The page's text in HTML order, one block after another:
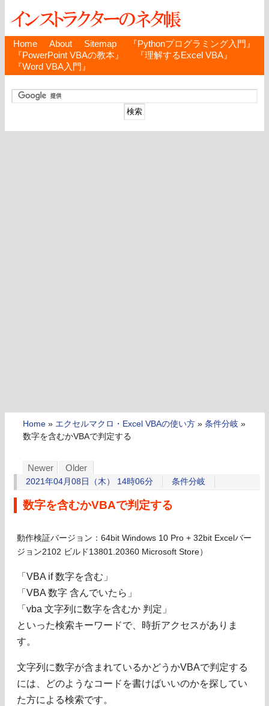
Home About Sitemap
『Pythonプログラミング入門』
『PowerPoint VBAの教本』
『理解するExcel VBA』
『Word VBA入門』
Home » エクセルマクロ・Excel VBAの使い方 » 条件分岐 »
数字を含むかVBAで判定する
Newer Older
2021年04月08日（木） 14時06分 条件分岐
数字を含むかVBAで判定する
動作検証バージョン：64bit Windows 10 Pro + 32bit Excelバー
ジョン2102 ビルド13801.20360 Microsoft Store）
「VBA if 数字を含む」
「VBA 数字 含んでいたら」
「vba 文字列に数字を含むか 判定」
といった検索キーワードで、時折アクセスがありま
す。
文字列に数字が含まれているかどうかVBAで判定する
には、どのようなコードを書けばいいのかを探してい
た方による検索です。